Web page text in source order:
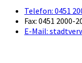
Telefon: 0451
Fax: 0451 2000-
E-Mail: